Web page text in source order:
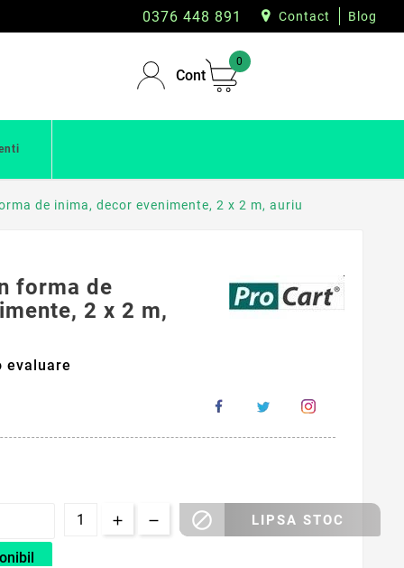
0376 448 891 Contact Blog
Cont
0
de inima, decor evenimente, 2 x 2 m, auriu
forma de
2 x 2 m,
evaluare
 LIPSA STOC